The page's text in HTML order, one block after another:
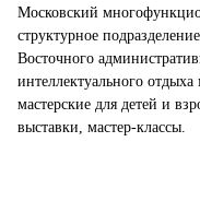
Московский
структурное
Восточного
интеллектуального
мастерские для детей и
выставки, мастер-классы.